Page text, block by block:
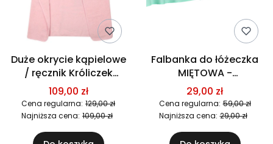
Duże okrycie kąpielowe
/ ręcznik Króliczek
120x100
109,00 zł
Cena regularna: 129,00 zł
Najniższa cena: 109,00 zł
Falbanka do łóżeczka
MIĘTOWA -
CZYSZCZENIE
MAGAZYNU! SUPER
CENA!
29,00 zł
Cena regularna: 59,00 zł
Najniższa cena: 29,00 zł